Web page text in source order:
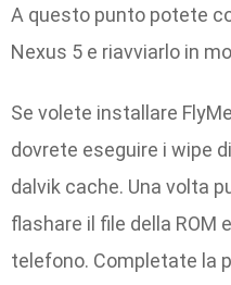
A questo punto potete
Nexus 5 e riavviarlo in
Se volete installare
dovrete eseguire i wipe
dalvik cache. Una volta
flashare il file della ROM
telefono. Completate la